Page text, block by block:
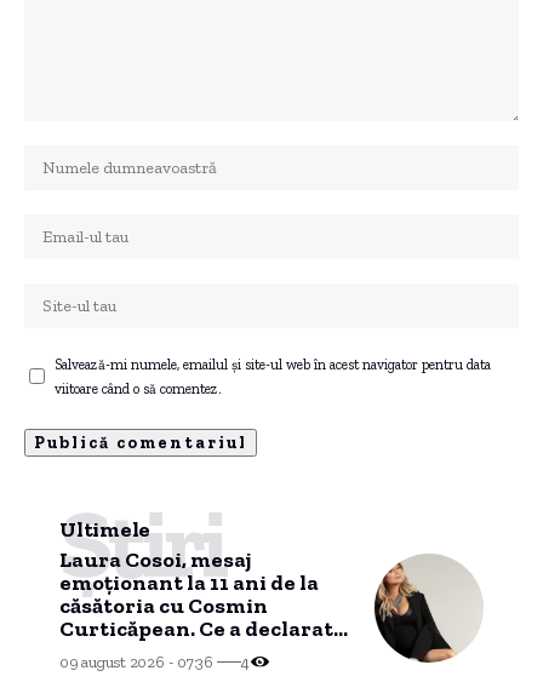
Salvează-mi numele, emailul și site-ul web în acest navigator pentru data
viitoare când o să comentez.
Ultimele
Știri
Laura Cosoi, mesaj
emoționant la 11 ani de la
căsătoria cu Cosmin
Curticăpean. Ce a declarat
despre tatăl celor cinci
fetițe
09 august 2026 - 07:36 4